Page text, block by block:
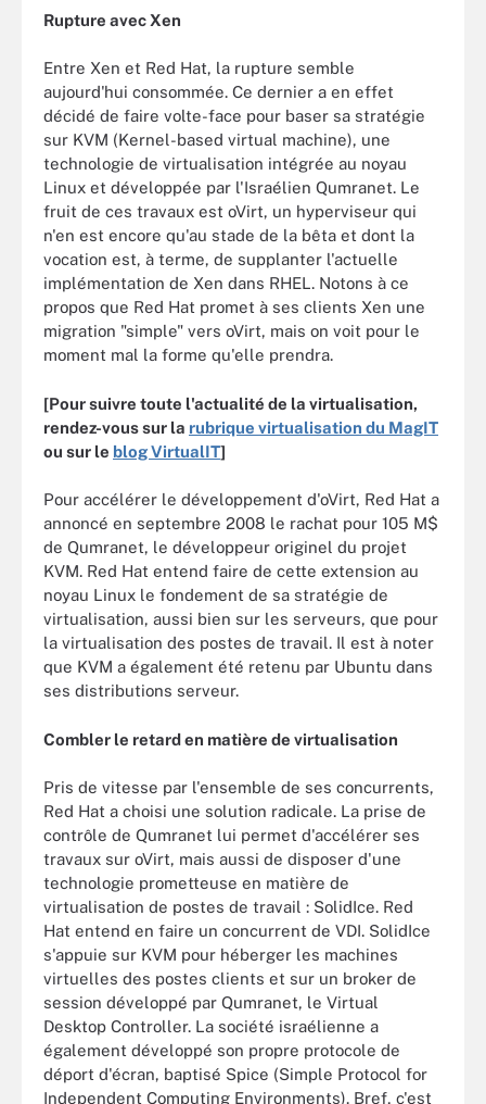
Rupture avec Xen
Entre Xen et Red Hat, la rupture semble
aujourd'hui consommée. Ce dernier a en effet
décidé de faire volte-face pour baser sa stratégie
sur KVM (Kernel-based virtual machine), une
technologie de virtualisation intégrée au noyau
Linux et développée par l'Israélien Qumranet. Le
fruit de ces travaux est oVirt, un hyperviseur qui
n'en est encore qu'au stade de la bêta et dont la
vocation est, à terme, de supplanter l'actuelle
implémentation de Xen dans RHEL. Notons à ce
propos que Red Hat promet à ses clients Xen une
migration "simple" vers oVirt, mais on voit pour le
moment mal la forme qu'elle prendra.
[Pour suivre toute l'actualité de la virtualisation,
rendez-vous sur la rubrique virtualisation du MagIT
ou sur le blog VirtualIT]
Pour accélérer le développement d'oVirt, Red Hat a
annoncé en septembre 2008 le rachat pour 105 M$
de Qumranet, le développeur originel du projet
KVM. Red Hat entend faire de cette extension au
noyau Linux le fondement de sa stratégie de
virtualisation, aussi bien sur les serveurs, que pour
la virtualisation des postes de travail. Il est à noter
que KVM a également été retenu par Ubuntu dans
ses distributions serveur.
Combler le retard en matière de virtualisation
Pris de vitesse par l'ensemble de ses concurrents,
Red Hat a choisi une solution radicale. La prise de
contrôle de Qumranet lui permet d'accélérer ses
travaux sur oVirt, mais aussi de disposer d'une
technologie prometteuse en matière de
virtualisation de postes de travail : SolidIce. Red
Hat entend en faire un concurrent de VDI. SolidIce
s'appuie sur KVM pour héberger les machines
virtuelles des postes clients et sur un broker de
session développé par Qumranet, le Virtual
Desktop Controller. La société israélienne a
également développé son propre protocole de
déport d'écran, baptisé Spice (Simple Protocol for
Independent Computing Environments). Bref, c'est